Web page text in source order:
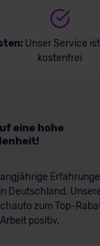
Unser Service
kostenfrei
eine hohe
Deutschland.
zum Top-
positiv.